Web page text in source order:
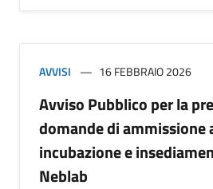
AVVISI 16 FEBBRAIO 2026
Avviso Pubblico per la
domande di ammissione
incubazione e
Neblab